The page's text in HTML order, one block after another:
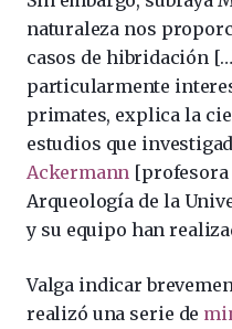
naturaleza nos
casos de hibridación
particularmente
primates, explica la
estudios que
Ackermann [profesora
Arqueología de la
y su equipo han
Valga indicar
realizó una serie de